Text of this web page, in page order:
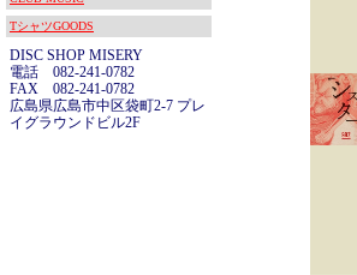
TシャツGOODS
DISC SHOP MISERY
電話 082-241-0782
FAX 082-241-0782
広島県広島市中区袋町2-7 プレ
イグラウンドビル2F